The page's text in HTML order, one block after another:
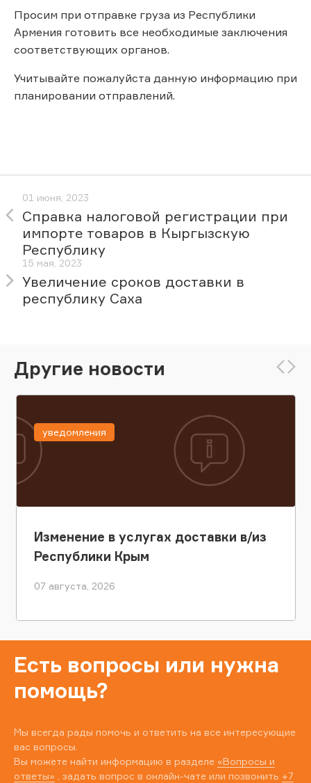
Просим при отправке груза из Республики
Армения готовить все необходимые заключения
соответствующих органов.
Учитывайте пожалуйста данную информацию при
планировании отправлений.
01 июня, 2023
Справка налоговой регистрации при
импорте товаров в Кыргызскую
Республику
15 мая, 2023
Увеличение сроков доставки в
республику Саха
Другие новости
Изменение в услугах доставки в/из
Республики Крым
07 августа, 2026
уведомления
Есть вопросы или нужна
помощь?
Мы всегда рады помочь и ответить на все интересующие
вас вопросы.
Вы можете найти информацию в разделе «Вопросы и
ответы» , задать вопрос в онлайн-чате или позвонить +7